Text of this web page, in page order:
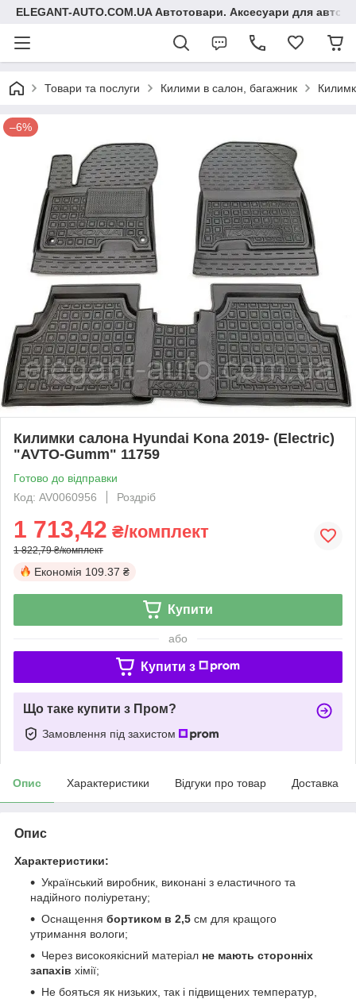
ELEGANT-AUTO.COM.UA Автотовари. Аксесуари для авто
Товари та послуги Килими в салон, багажник
–6%
Килимки салона Hyundai Kona 2019- (Electric)
"AVTO-Gumm" 11759
Готово до відправки
Код: AV0060956
Роздріб
1 713,42 ₴/комплект
1 822,79 ₴/комплект
Економія 109.37 ₴
Купити
або
Купити з
Що таке купити з Пром?
Замовлення під захистом
Опис Характеристики Відгуки про товар Доставка
Опис
Характеристики:
Український виробник, виконані з еластичного та
надійного поліуретану;
Оснащення бортиком в 2,5 см для кращого
утримання вологи;
Через високоякісний матеріал не мають сторонніх
запахів хімії;
Не бояться як низьких, так і підвищених температур,